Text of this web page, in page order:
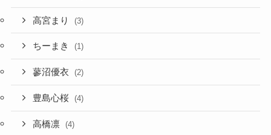
高宮まり (3)
ちーまき (1)
蓼沼優衣 (2)
豊島心桜 (4)
高橋凛 (4)